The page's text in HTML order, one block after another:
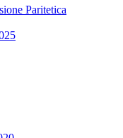
Paritetica